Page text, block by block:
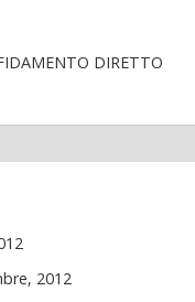
DIRETTO
2012